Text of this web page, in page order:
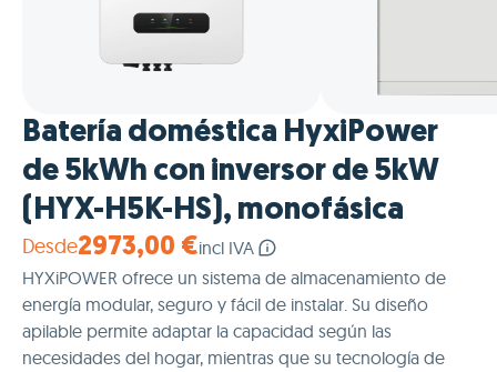
Batería doméstica HyxiPower
de 5kWh con inversor de 5kW
(HYX-H5K-HS), monofásica
Desde2973,00 €incl IVA
HYXiPOWER ofrece un sistema de almacenamiento de
energía modular, seguro y fácil de instalar. Su diseño
apilable permite adaptar la capacidad según las
necesidades del hogar, mientras que su tecnología de